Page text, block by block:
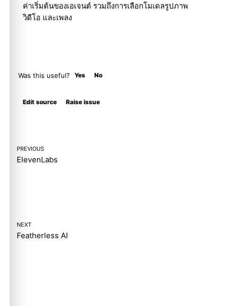
ค่าเริ่มต้นของเอเจนต์ รวมถึงการเลือกโมเดลรูปภาพ
วิดีโอ และเพลง
Was this useful? Yes No
Edit source Raise issue
PREVIOUS
ElevenLabs
NEXT
Featherless AI